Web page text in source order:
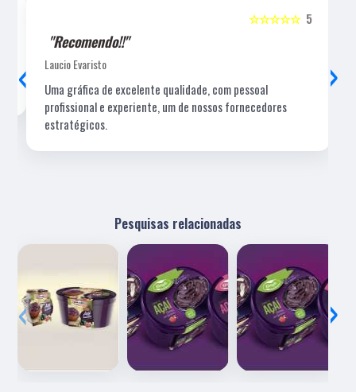
5
☆☆☆☆☆
"Recomendo!!"
Laucio Evaristo
Uma gráfica de excelente qualidade, com pessoal
profissional e experiente, um de nossos fornecedores
estratégicos.
‹ ›
Pesquisas relacionadas
‹ ›